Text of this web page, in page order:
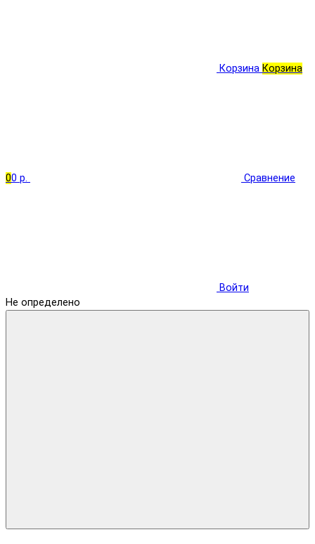
Корзина Корзина
00 р. Сравнение
Войти
Не определено